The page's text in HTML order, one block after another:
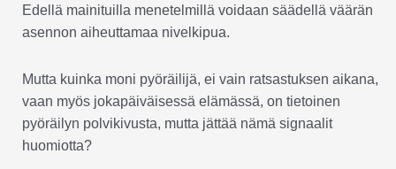
Edellä mainituilla menetelmillä voidaan säädellä väärän
asennon aiheuttamaa nivelkipua.
Mutta kuinka moni pyöräilijä, ei vain ratsastuksen aikana,
vaan myös jokapäiväisessä elämässä, on tietoinen
pyöräilyn polvikivusta, mutta jättää nämä signaalit
huomiotta?